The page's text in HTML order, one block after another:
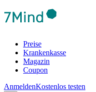
Preise
Krankenkasse
Magazin
Coupon
AnmeldenKostenlos testen